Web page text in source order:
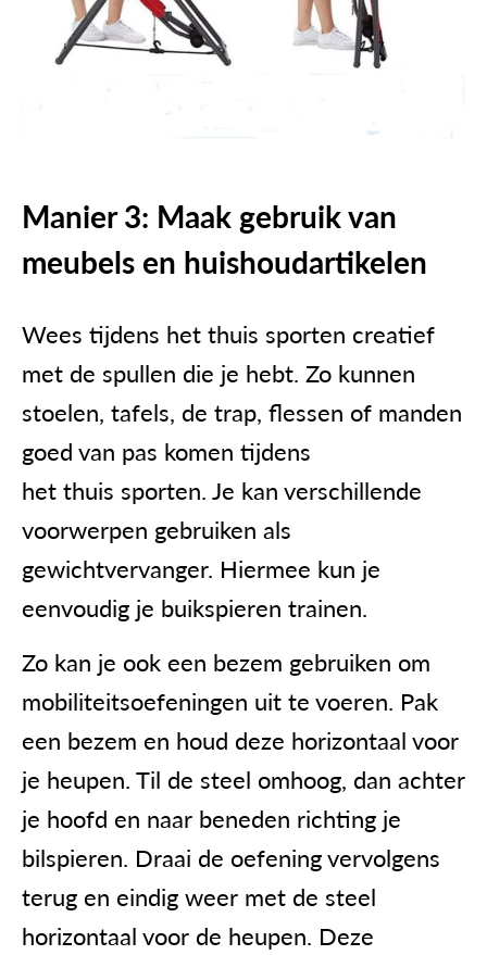
Manier 3: Maak gebruik van
meubels en huishoudartikelen
Wees tijdens het thuis sporten creatief
met de spullen die je hebt. Zo kunnen
stoelen, tafels, de trap, flessen of manden
goed van pas komen tijdens
het thuis sporten. Je kan verschillende
voorwerpen gebruiken als
gewichtvervanger. Hiermee kun je
eenvoudig je buikspieren trainen.
Zo kan je ook een bezem gebruiken om
mobiliteitsoefeningen uit te voeren. Pak
een bezem en houd deze horizontaal voor
je heupen. Til de steel omhoog, dan achter
je hoofd en naar beneden richting je
bilspieren. Draai de oefening vervolgens
terug en eindig weer met de steel
horizontaal voor de heupen. Deze